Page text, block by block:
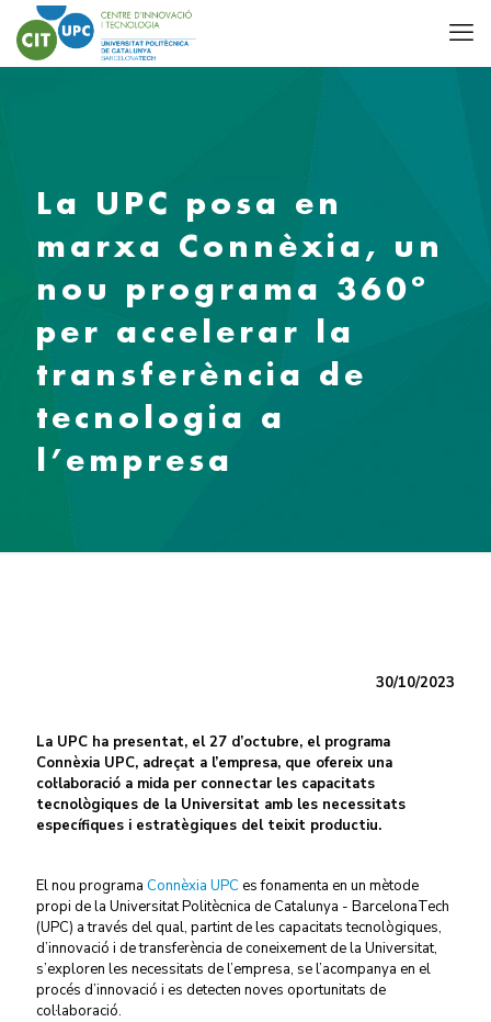
La UPC posa en
marxa Connèxia, un
nou programa 360º
per accelerar la
transferència de
tecnologia a
l’empresa
30/10/2023
La UPC ha presentat, el 27 d’octubre, el programa
Connèxia UPC, adreçat a l’empresa, que ofereix una
col·laboració a mida per connectar les capacitats
tecnològiques de la Universitat amb les necessitats
específiques i estratègiques del teixit productiu.
El nou programa Connèxia UPC es fonamenta en un mètode
propi de la Universitat Politècnica de Catalunya - BarcelonaTech
(UPC) a través del qual, partint de les capacitats tecnològiques,
d’innovació i de transferència de coneixement de la Universitat,
s’exploren les necessitats de l’empresa, se l’acompanya en el
procés d’innovació i es detecten noves oportunitats de
col·laboració.